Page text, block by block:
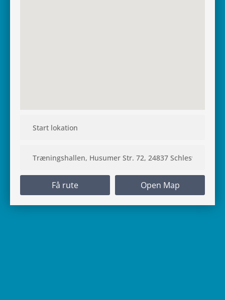
Få rute Open Map